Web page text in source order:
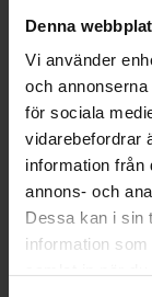
Denna
Vi använder
och
för sociala
vidarebefordrar
information från
annons- och
Dessa kan i sin
information
och/
JA